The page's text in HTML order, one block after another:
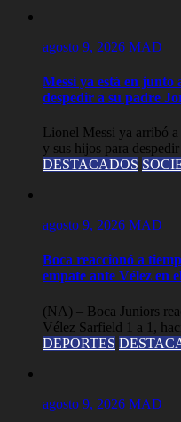
agosto 9, 2026 MAD
Messi ya está en junto
despedir a su padre
Lionel Messi ya arribó
y sus hijos para
DESTACADOS
agosto 9, 2026 MAD
Boca reaccionó a
empate ante Vélez en
(NA) – Boca Juniors
Vélez Sarfield 1 a 1,
DEPORTES
agosto 9, 2026 MAD